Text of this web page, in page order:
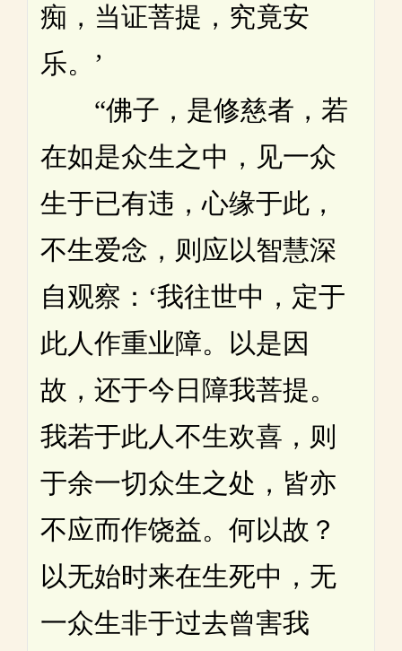
痴，当证菩提，究竟安
乐。’
“佛子，是修慈者，若
在如是众生之中，见一众
生于已有违，心缘于此，
不生爱念，则应以智慧深
自观察：‘我往世中，定于
此人作重业障。以是因
故，还于今日障我菩提。
我若于此人不生欢喜，则
于余一切众生之处，皆亦
不应而作饶益。何以故？
以无始时来在生死中，无
一众生非于过去曾害我